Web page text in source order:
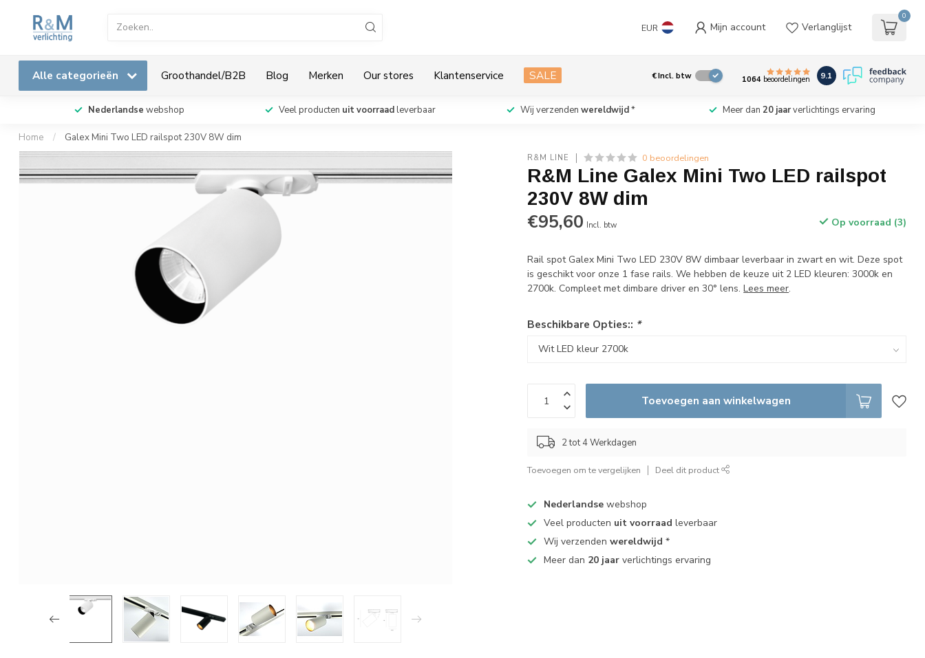
EUR Mijn account Verlanglijst
0
Alle categorieën Groothandel/B2B Blog Merken Our stores Klantenservice SALE €Incl. btw 1064beoordelingen 9.1
Nederlandse webshop Veel producten uit voorraadleverbaar Wij verzenden wereldwijd* Meer dan 20 jaarverlichtings ervaring
Home / Galex Mini Two LED railspot 230V 8W dim
R&M LINE 0 beoordelingen
R&M Line Galex Mini Two LED railspot
230V 8W dim
€95,60 Incl. btw Op voorraad (3)
Rail spot Galex Mini Two LED 230V 8W dimbaar leverbaar in zwart en wit. Deze spot
is geschikt voor onze 1 fase rails. We hebben de keuze uit 2 LED kleuren: 3000k en
2700k. Compleet met dimbare driver en 30° lens.Lees meer.
Beschikbare Opties:: *
Toevoegen aan winkelwagen
2 tot 4 Werkdagen
Toevoegen om te vergelijken Deel dit product
Nederlandse webshop
Veel producten uit voorraadleverbaar
Wij verzendenwereldwijd *
Meer dan 20 jaar verlichtings ervaring